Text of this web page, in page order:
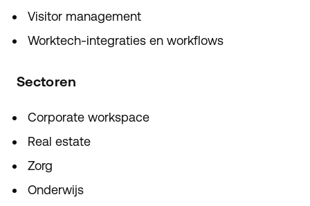
Visitor management
Worktech-integraties en workflows
Sectoren
Corporate workspace
Real estate
Zorg
Onderwijs